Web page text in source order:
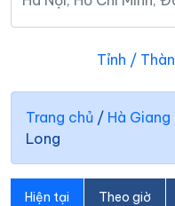
Tỉnh /
Trang chủ / Hà Giang
Long
Hiện tại Theo giờ